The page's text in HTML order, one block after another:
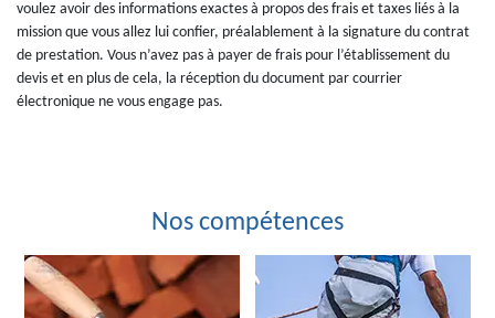
voulez avoir des informations exactes à propos des frais et taxes liés à la
mission que vous allez lui confier, préalablement à la signature du contrat
de prestation. Vous n’avez pas à payer de frais pour l’établissement du
devis et en plus de cela, la réception du document par courrier
électronique ne vous engage pas.
Nos compétences